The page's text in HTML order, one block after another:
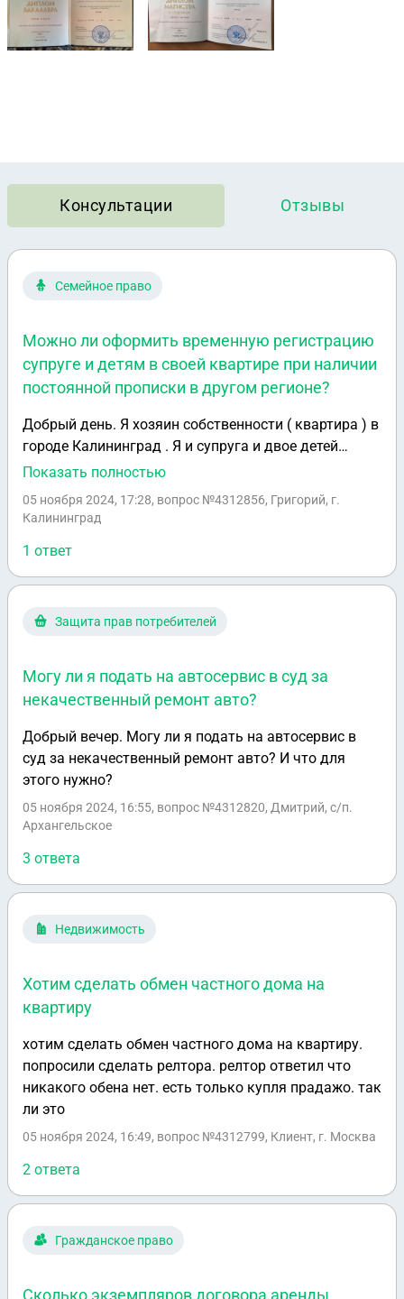
Консультации Отзывы
Семейное право
Можно ли оформить временную регистрацию
супруге и детям в своей квартире при наличии
постоянной прописки в другом регионе?
Добрый день. Я хозяин собственности ( квартира ) в
городе Калининград . Я и супруга и двое детей
прописаны в ней по временной регистрации.
жилом доме. Я хочу в эту квартиру прописать
временную регистрацию и прописку в жилом доме ?
. не делая постоянную прописку в этой квартире ?
Показать полностью
05 ноября 2024, 17:28, вопрос №4312856, Григорий, г.
Калининград
1 ответ
Защита прав потребителей
Могу ли я подать на автосервис в суд за
некачественный ремонт авто?
Добрый вечер. Могу ли я подать на автосервис в
суд за некачественный ремонт авто? И что для
этого нужно?
05 ноября 2024, 16:55, вопрос №4312820, Дмитрий, с/п.
Архангельское
3 ответа
Недвижимость
Хотим сделать обмен частного дома на
квартиру
хотим сделать обмен частного дома на квартиру.
попросили сделать релтора. релтор ответил что
никакого обена нет. есть только купля прадажо. так
ли это
05 ноября 2024, 16:49, вопрос №4312799, Клиент, г. Москва
2 ответа
Гражданское право
Сколько экземпляров договора аренды